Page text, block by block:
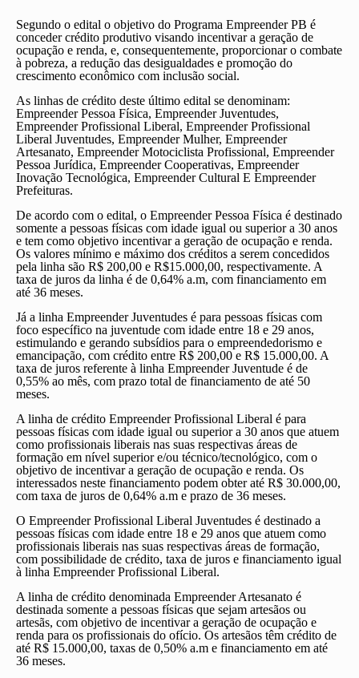
Segundo o edital o objetivo do Programa Empreender PB é
conceder crédito produtivo visando incentivar a geração de
ocupação e renda, e, consequentemente, proporcionar o combate
à pobreza, a redução das desigualdades e promoção do
crescimento econômico com inclusão social.
As linhas de crédito deste último edital se denominam:
Empreender Pessoa Física, Empreender Juventudes,
Empreender Profissional Liberal, Empreender Profissional
Liberal Juventudes, Empreender Mulher, Empreender
Artesanato, Empreender Motociclista Profissional, Empreender
Pessoa Jurídica, Empreender Cooperativas, Empreender
Inovação Tecnológica, Empreender Cultural E Empreender
Prefeituras.
De acordo com o edital, o Empreender Pessoa Física é destinado
somente a pessoas físicas com idade igual ou superior a 30 anos
e tem como objetivo incentivar a geração de ocupação e renda.
Os valores mínimo e máximo dos créditos a serem concedidos
pela linha são R$ 200,00 e R$15.000,00, respectivamente. A
taxa de juros da linha é de 0,64% a.m, com financiamento em
até 36 meses.
Já a linha Empreender Juventudes é para pessoas físicas com
foco específico na juventude com idade entre 18 e 29 anos,
estimulando e gerando subsídios para o empreendedorismo e
emancipação, com crédito entre R$ 200,00 e R$ 15.000,00. A
taxa de juros referente à linha Empreender Juventude é de
0,55% ao mês, com prazo total de financiamento de até 50
meses.
A linha de crédito Empreender Profissional Liberal é para
pessoas físicas com idade igual ou superior a 30 anos que atuem
como profissionais liberais nas suas respectivas áreas de
formação em nível superior e/ou técnico/tecnológico, com o
objetivo de incentivar a geração de ocupação e renda. Os
interessados neste financiamento podem obter até R$ 30.000,00,
com taxa de juros de 0,64% a.m e prazo de 36 meses.
O Empreender Profissional Liberal Juventudes é destinado a
pessoas físicas com idade entre 18 e 29 anos que atuem como
profissionais liberais nas suas respectivas áreas de formação,
com possibilidade de crédito, taxa de juros e financiamento igual
à linha Empreender Profissional Liberal.
A linha de crédito denominada Empreender Artesanato é
destinada somente a pessoas físicas que sejam artesãos ou
artesãs, com objetivo de incentivar a geração de ocupação e
renda para os profissionais do ofício. Os artesãos têm crédito de
até R$ 15.000,00, taxas de 0,50% a.m e financiamento em até
36 meses.